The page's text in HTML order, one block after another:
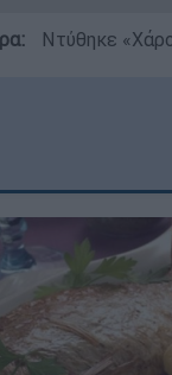
Ντύθηκε